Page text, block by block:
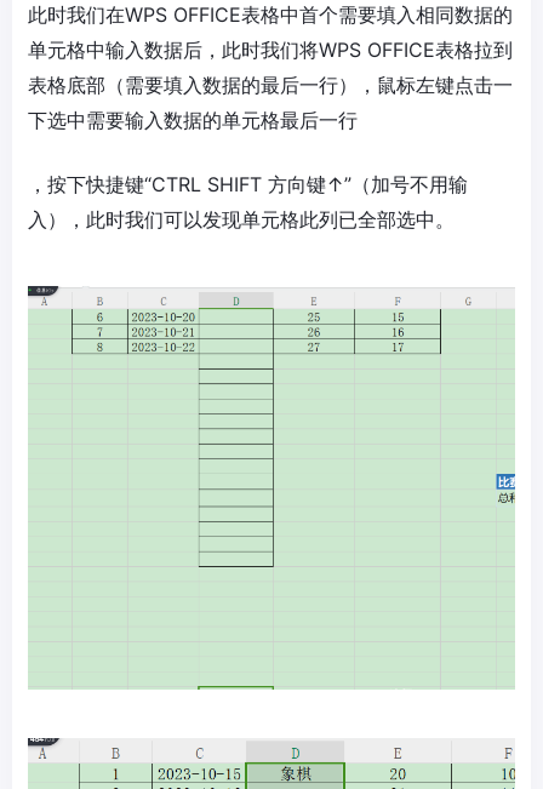
此时我们在WPS OFFICE表格中首个需要填入相同数据的
单元格中输入数据后，此时我们将WPS OFFICE表格拉到
表格底部（需要填入数据的最后一行），鼠标左键点击一
下选中需要输入数据的单元格最后一行
，按下快捷键“CTRL SHIFT 方向键↑”（加号不用输
入），此时我们可以发现单元格此列已全部选中。